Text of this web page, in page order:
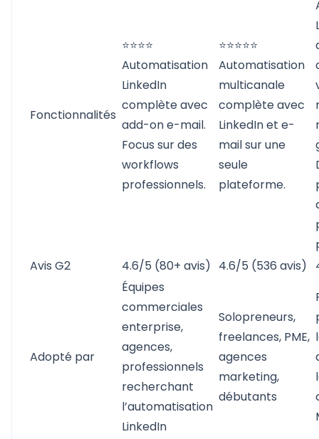
Fonctionnalités
⭐⭐⭐⭐
Automatisation
LinkedIn
complète avec
add-on e-mail.
Focus sur des
workflows
professionnels.
⭐⭐⭐⭐⭐
Automatisation
multicanale
complète avec
LinkedIn et e-
mail sur une
seule
plateforme.
Avis G2
4.6/5 (80+ avis) 4.6/5 (536 avis)
Adopté par
Équipes
commerciales
enterprise,
agences,
professionnels
recherchant
l’automatisation
LinkedIn
Solopreneurs,
freelances, PME,
agences
marketing,
débutants